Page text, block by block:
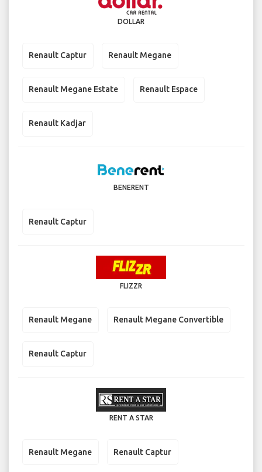
DOLLAR
Renault Captur Renault Megane
Renault Megane Estate Renault Espace
Renault Kadjar
BENERENT
Renault Captur
FLIZZR
Renault Megane Renault Megane Convertible
Renault Captur
RENT A STAR
Renault Megane Renault Captur